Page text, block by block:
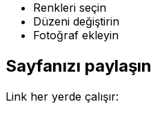
Renkleri seçin
Düzeni değiştirin
Fotoğraf ekleyin
Sayfanızı paylaşın
Link her yerde çalışır: